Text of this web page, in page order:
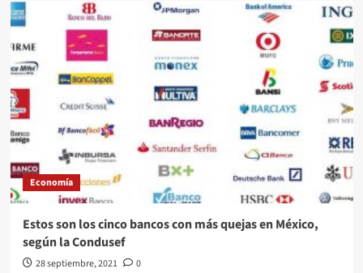
becas
para
estudiar
fuera
de
se
concursan:
Gutiérrez
Müller
Economía
Estos son los cinco bancos con más quejas en México,
según la Condusef
28 septiembre, 2021
0